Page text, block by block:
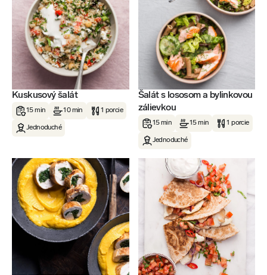
Kuskusový šalát
15 min 10 min 1 porcie
Jednoduché
Šalát s lososom a bylinkovou
zálievkou
15 min 15 min 1 porcie
Jednoduché